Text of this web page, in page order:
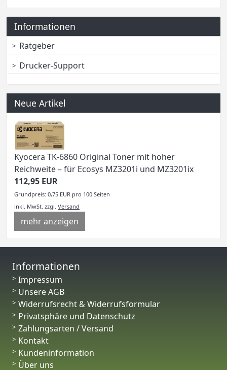
Informationen
Ratgeber
Drucker-Support
Neue Artikel
Kyocera TK-6860 Original Toner mit hoher
Reichweite – für Ecosys MZ3201i und MZ3201ix
112,95 EUR
Grundpreis: 0,75 EUR pro 100 Seiten
inkl. MwSt. zzgl. Versand
mehr anzeigen
Informationen
Impressum
Unsere AGB
Widerrufsrecht & Widerrufsformular
Privatsphäre und Datenschutz
Zahlungsarten / Versand
Kontakt
Kundeninformation
Über uns